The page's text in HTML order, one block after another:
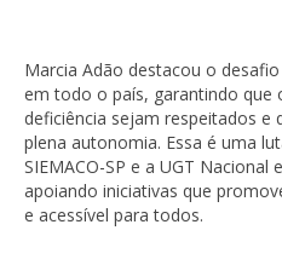
Marcia Adão destacou o
em todo o país, garantindo que
deficiência sejam respeitados e
plena autonomia. Essa é uma
SIEMACO-SP e a UGT
apoiando iniciativas que
e acessível para todos.